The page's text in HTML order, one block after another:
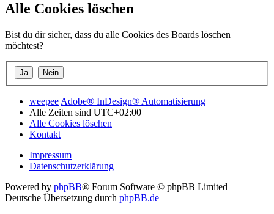
Alle Cookies löschen
Bist du dir sicher, dass du alle Cookies des Boards löschen
möchtest?
weepee Adobe® InDesign® Automatisierung
Alle Zeiten sind UTC+02:00
Alle Cookies löschen
Kontakt
Impressum
Datenschutzerklärung
Powered by phpBB® Forum Software © phpBB Limited
Deutsche Übersetzung durch phpBB.de